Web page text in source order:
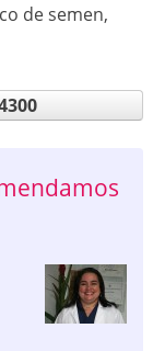
de semen,